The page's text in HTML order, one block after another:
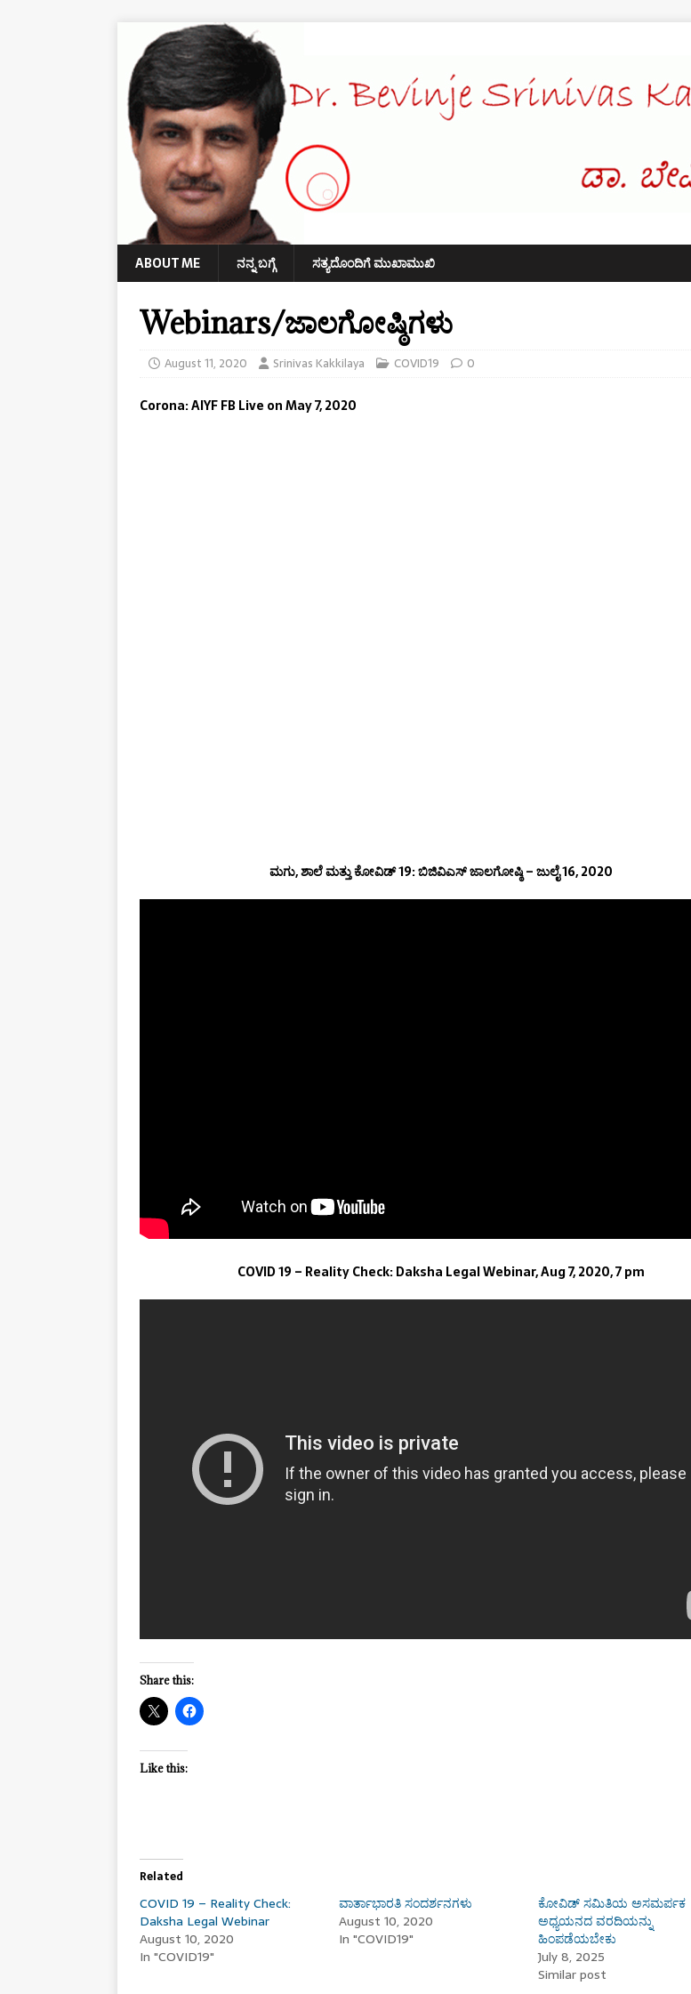
ABOUT ME ನನ್ನ ಬಗ್ಗೆ ಸತ್ಯದೊಂದಿಗೆ ಮುಖಾಮುಖಿ
Webinars/ಜಾಲಗೋಷ್ಠಿಗಳು
August 11, 2020 Srinivas Kakkilaya COVID19 0
Corona: AIYF FB Live on May 7, 2020
ಮಗು, ಶಾಲೆ ಮತ್ತು ಕೋವಿಡ್ 19: ಬಿಜಿವಿಎಸ್ ಜಾಲಗೋಷ್ಠಿ – ಜುಲೈ 16, 2020
COVID 19 – Reality Check: Daksha Legal Webinar, Aug 7, 2020, 7 pm
Share this:
Like this:
Related
COVID 19 – Reality Check:
Daksha Legal Webinar
August 10, 2020
In "COVID19"
ವಾರ್ತಾಭಾರತಿ ಸಂದರ್ಶನಗಳು
August 10, 2020
In "COVID19"
ಕೋವಿಡ್ ಸಮಿತಿಯ ಅಸಮರ್ಪಕ
ಅಧ್ಯಯನದ ವರದಿಯನ್ನು
ಹಿಂಪಡೆಯಬೇಕು
July 8, 2025
Similar post